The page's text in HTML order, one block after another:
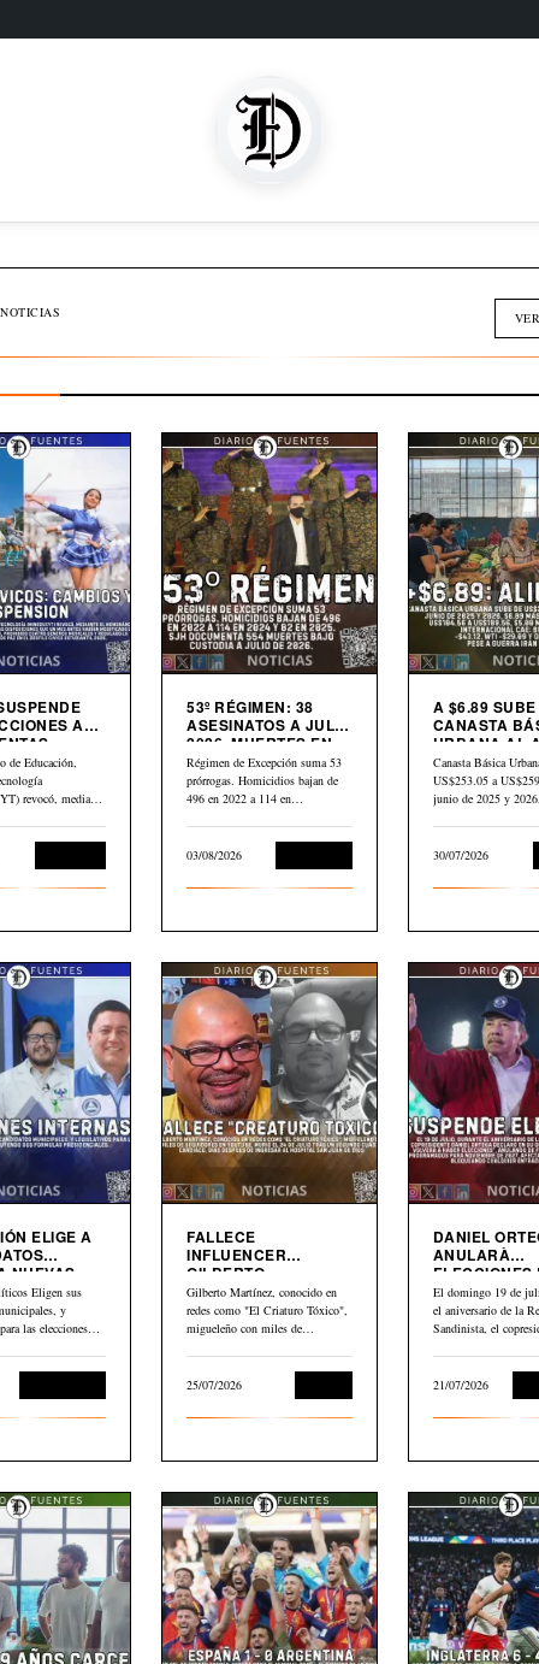
A
de Educación,
revocó, mediante
53º RÉGIMEN: 38
ASESINATOS A JULIO
2026. MUERTES EN
CÁRCEL: “554”
Régimen de Excepción suma 53
prórrogas. Homicidios bajan de
496 en 2022 a 114 en…
03/08/2026
A $6.89 SUBE
CANASTA
URBANA AL
PETRÓLEO
CAE $43
ABRIL
Canasta Básica
US$253.05 a
junio de 2025 y
30/07/2026
ELIGE A
NUEVAS
Eligen sus
y
las elecciones
FALLECE
INFLUENCER
GILBERTO
MARTINEZ”EL
CRIATURO TOXICO”
Gilberto Martínez, conocido en
redes como "El Criaturo Tóxico",
migueleño con miles de
25/07/2026
DANIEL
ANULARÀ
ELECCIONES
NICARAGUA
El domingo 19 de
el aniversario de la
Sandinista, el
21/07/2026